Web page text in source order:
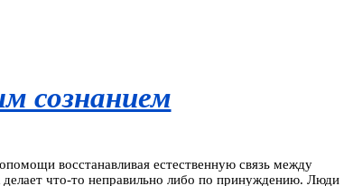
сознанием
восстанавливая естественную связь между
что-то неправильно либо по принуждению. Люди